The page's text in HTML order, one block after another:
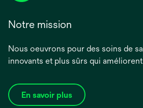
Notre mission
Nous oeuvrons pour des soins de
innovants et plus sûrs qui
En savoir plus